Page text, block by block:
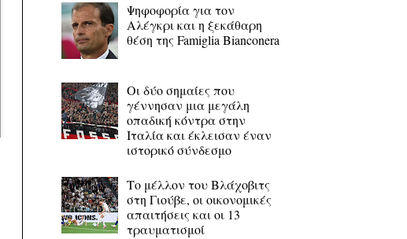
Ψηφοφορία για τον
Αλέγκρι και η ξεκάθαρη
θέση της Famiglia Bianconera
Οι δύο σημαίες που
γέννησαν μια μεγάλη
οπαδική κόντρα στην
Ιταλία και έκλεισαν έναν
ιστορικό σύνδεσμο
Το μέλλον του Βλάχοβιτς
στη Γιούβε, οι οικονομικές
απαιτήσεις και οι 13
τραυματισμοί